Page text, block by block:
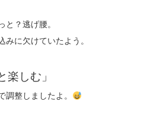
と？逃げ腰。
みに欠けていたよう。
楽しむ」
調整しましたよ。